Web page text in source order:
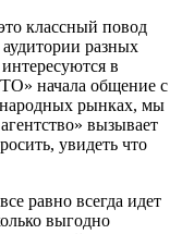
классный повод
разных
в
начала общение с
рынках, мы
вызывает
увидеть что
равно всегда идет
выгодно